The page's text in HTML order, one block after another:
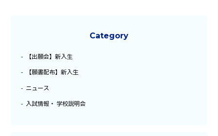
Category
【出願会】新入生
【願書配布】新入生
ニュース
入試情報・ 学校説明会